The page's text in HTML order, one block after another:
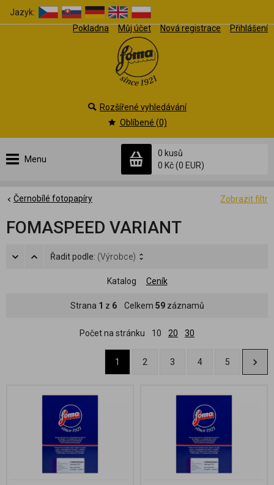
Jazyk:
Pokladna
Můj účet Nová registrace Přihlášení
Menu
0 kusů
0 Kč(0 EUR)
Rozšířené vyhledávání
Oblíbené (0)
Zobrazit filtr
Černobílé fotopapíry
FOMASPEED VARIANT
Řadit podle: (Výrobce)
Katalog Ceník
Strana 1 z 6Celkem 59záznamů
Počet na stránku 10 20 30
1 2 3 4 5